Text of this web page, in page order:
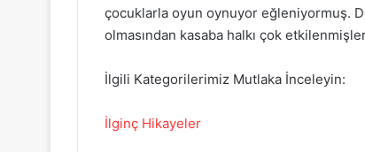
çocuklarla oyun oynuyor eğleniyormuş.
olmasından kasaba halkı çok
İlgili Kategorilerimiz Mutlaka İnceleyin:
İlginç Hikayeler